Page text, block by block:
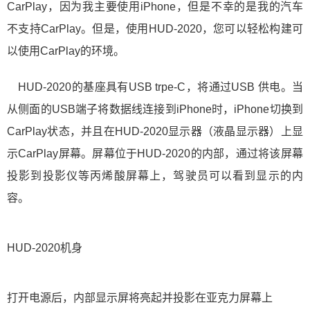
CarPlay，因为我主要使用iPhone，但是不幸的是我的汽车
不支持CarPlay。但是，使用HUD-2020，您可以轻松构建可
以使用CarPlay的环境。
HUD-2020的基座具有USB trpe-C，将通过USB 供电。当
从侧面的USB端子将数据线连接到iPhone时，iPhone切换到
CarPlay状态，并且在HUD-2020显示器（液晶显示器）上显
示CarPlay屏幕。屏幕位于HUD-2020的内部，通过将该屏幕
投影到投影仪等丙烯酸屏幕上，驾驶员可以看到显示的内
容。
HUD-2020机身
打开电源后，内部显示屏将亮起并投影在亚克力屏幕上